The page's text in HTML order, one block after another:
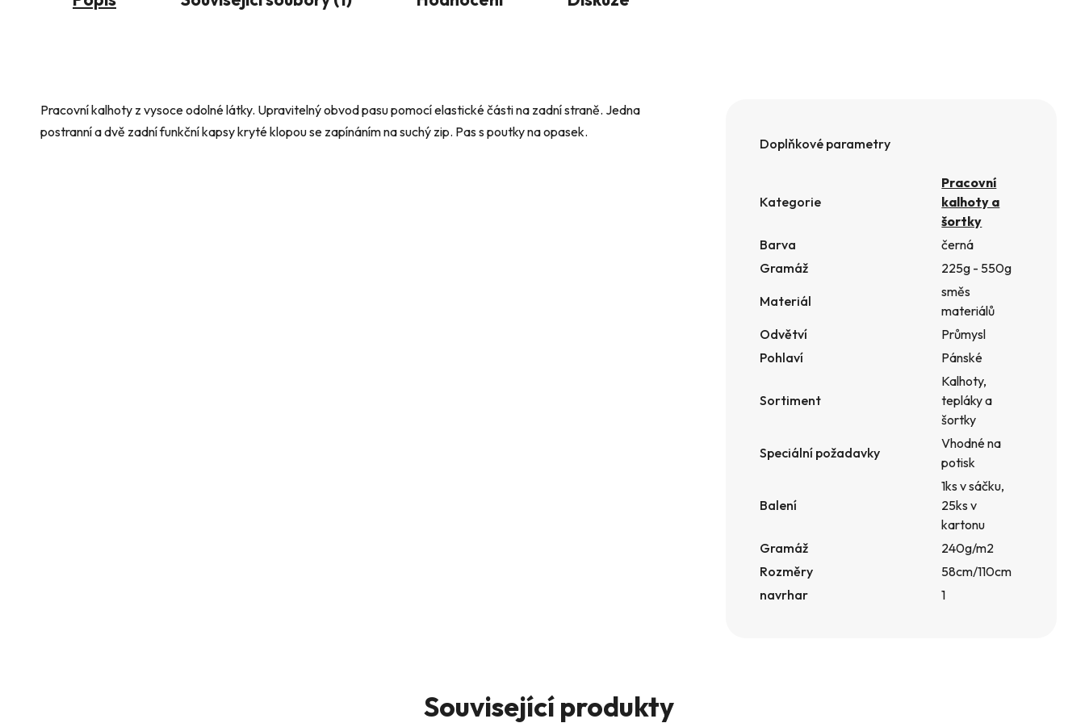
Pracovní kalhoty z vysoce odolné látky. Upravitelný obvod pasu pomocí elastické části na zadní straně. Jedna
postranní a dvě zadní funkční kapsy kryté klopou se zapínáním na suchý zip. Pas s poutky na opasek.
Doplňkové parametry
Kategorie
Pracovní
kalhoty a
šortky
Barva
černá
Gramáž
225g - 550g
Materiál
směs
materiálů
Odvětví
Průmysl
Pohlaví
Pánské
Sortiment
Kalhoty,
tepláky a
šortky
Speciální požadavky
Vhodné na
potisk
Balení
1ks v sáčku,
25ks v
kartonu
Gramáž
240g/m2
Rozměry
58cm/110cm
navrhar
1
Související produkty